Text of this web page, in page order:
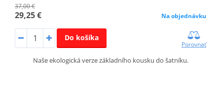
37,00 €
29,25 € Na objednávku
Do košíka
Porovnať
Naše ekologická verze základního kousku do šatníku.